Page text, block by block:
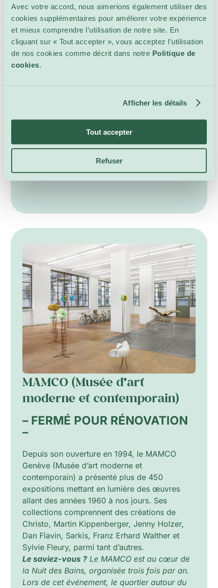
Avec votre accord, nous aimerions également utiliser des
cookies supplémentaires pour améliorer votre expérience
et mieux comprendre l’utilisation de notre site. En
cliquant sur « Tout accepter », vous acceptez l’utilisation
de nos cookies comme décrit dans notre Politique de
cookies.
Afficher les détails
Tout accepter
Refuser
000 objets, comprenant des artefacts, des
textiles et des œuvres d’art qui témoignent des
riches traditions et histoires de diverses
communautés. Le musée se distingue par ses
expositions interactives et immersives,
engageant les visiteurs sur des questions
comme un double numérique de l’exposition
de tous les objets exposés.
MAMCO (Musée d’art
moderne et contemporain)
– FERMÉ POUR RÉNOVATION
–
Depuis son ouverture en 1994, le MAMCO
Genève (Musée d’art moderne et
contemporain) a présenté plus de 450
expositions mettant en lumière des œuvres
allant des années 1960 à nos jours. Ses
collections comprennent des créations de
Christo, Martin Kippenberger, Jenny Holzer,
Dan Flavin, Sarkis, Franz Erhard Walther et
Sylvie Fleury, parmi tant d’autres.
Le saviez-vous ? Le MAMCO est au cœur de
la Nuit des Bains, organisée trois fois par an.
Lors de cet événement, le quartier autour du